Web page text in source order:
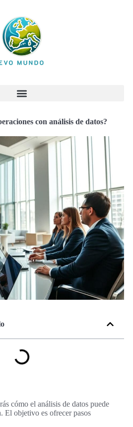
con análisis de datos?
cómo el análisis de datos puede
El objetivo es ofrecer pasos